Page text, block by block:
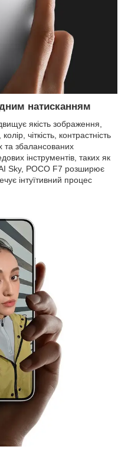
натисканням
якість зображення,
чіткість, контрастність
та збалансованих
інструментів, таких як
Sky, POCO F7 розширює
інтуїтивний процес